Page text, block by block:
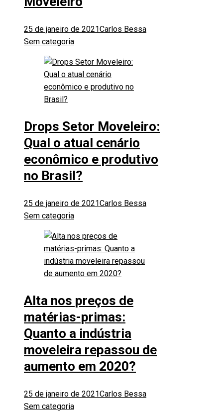
25 de janeiro de 2021Carlos Bessa
Sem categoria
Drops Setor Moveleiro:
Qual o atual cenário
econômico e produtivo
no Brasil?
25 de janeiro de 2021Carlos Bessa
Sem categoria
Alta nos preços de
matérias-primas:
Quanto a indústria
moveleira repassou de
aumento em 2020?
25 de janeiro de 2021Carlos Bessa
Sem categoria